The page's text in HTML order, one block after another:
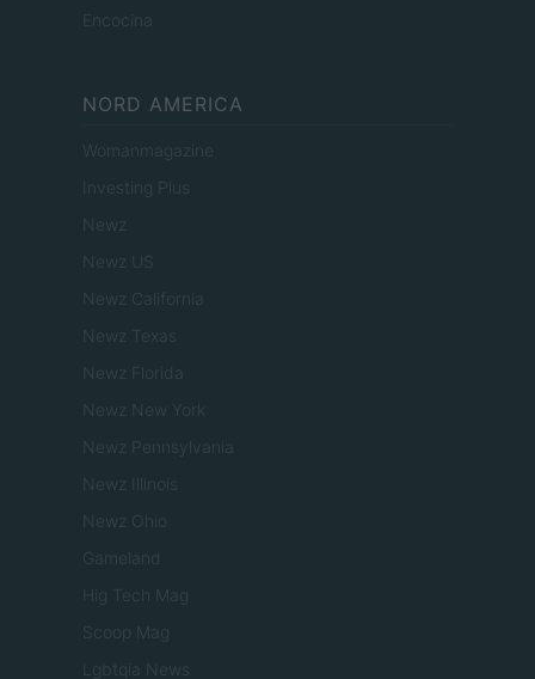
Encocina
NORD AMERICA
Womanmagazine
Investing Plus
Newz
Newz US
Newz California
Newz Texas
Newz Florida
Newz New York
Newz Pennsylvania
Newz Illinois
Newz Ohio
Gameland
Hig Tech Mag
Scoop Mag
Lgbtqia News